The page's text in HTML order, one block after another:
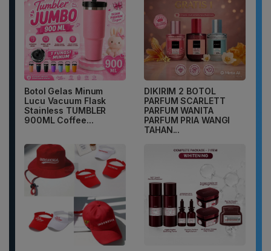
Botol Gelas Minum
Lucu Vacuum Flask
Stainless TUMBLER
900ML Coffee...
DIKIRIM 2 BOTOL
PARFUM SCARLETT
PARFUM WANITA
PARFUM PRIA WANGI
TAHAN...